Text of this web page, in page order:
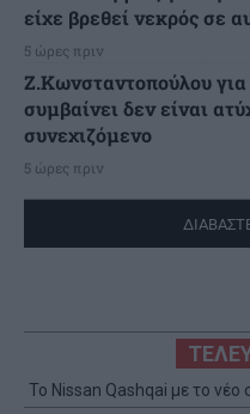
είχε βρεθεί νεκρός σε
5 ώρες πριν
Ζ.Κωνσταντοπούλου
συμβαίνει δεν είναι
συνεχιζόμενο
5 ώρες πριν